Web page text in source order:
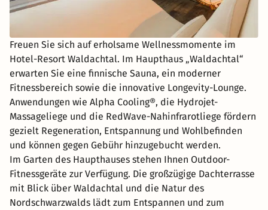
Freuen Sie sich auf erholsame Wellnessmomente im
Hotel-Resort Waldachtal. Im Haupthaus „Waldachtal“
erwarten Sie eine finnische Sauna, ein moderner
Fitnessbereich sowie die innovative Longevity-Lounge.
Anwendungen wie Alpha Cooling®, die Hydrojet-
Massageliege und die RedWave-Nahinfrarotliege fördern
gezielt Regeneration, Entspannung und Wohlbefinden
und können gegen Gebühr hinzugebucht werden.
Im Garten des Haupthauses stehen Ihnen Outdoor-
Fitnessgeräte zur Verfügung. Die großzügige Dachterrasse
mit Blick über Waldachtal und die Natur des
Nordschwarzwalds lädt zum Entspannen und zum